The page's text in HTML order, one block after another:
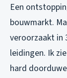
Een
bouwmarkt.
veroorzaakt in
leidingen. Ik
hard